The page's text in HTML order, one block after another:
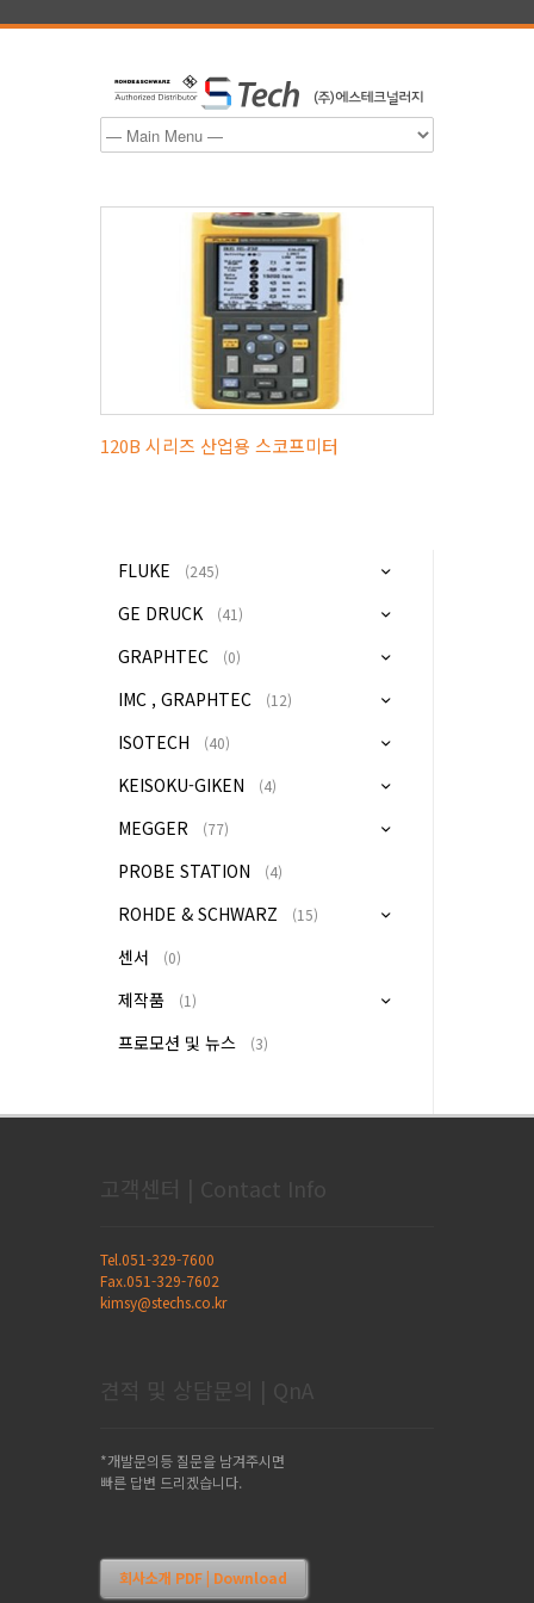
120B 시리즈 산업용 스코프미터
FLUKE (245)
GE DRUCK (41)
GRAPHTEC (0)
IMC , GRAPHTEC (12)
ISOTECH (40)
KEISOKU-GIKEN (4)
MEGGER (77)
PROBE STATION (4)
ROHDE & SCHWARZ (15)
센서 (0)
제작품 (1)
프로모션 및 뉴스 (3)
고객센터 | Contact Info
Tel.051-329-7600
Fax.051-329-7602
kimsy@stechs.co.kr
견적 및 상담문의 | QnA
*개발문의등 질문을 남겨주시면
빠른 답변 드리겠습니다.
회사소개 PDF | Download